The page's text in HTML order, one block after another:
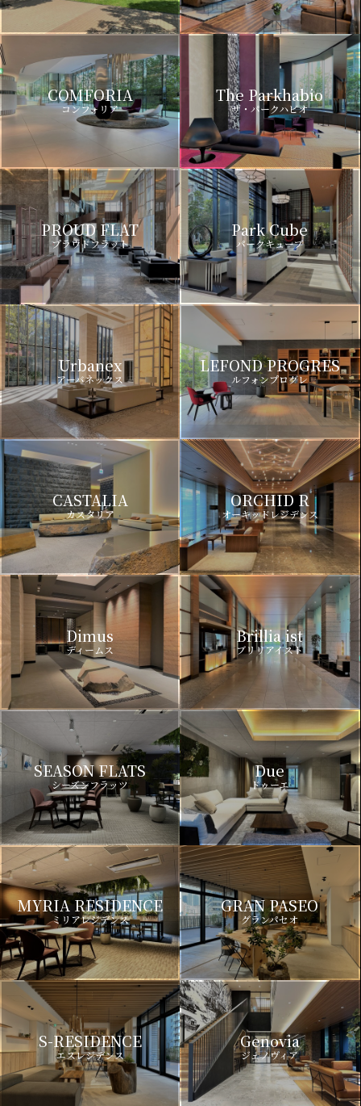
COMFORIA
コンフォリア
The Parkhabio
ザ・パークハビオ
PROUD FLAT
プラウドフラット
Park Cube
パークキューブ
Urbanex
アーバネックス
LEFOND PROGRES
ルフォンプログレ
CASTALIA
カスタリア
ORCHID R
オーキッドレジデンス
Dimus
ディームス
Brillia ist
ブリリアイスト
SEASON FLATS
シーズンフラッツ
Due
ドゥーエ
MYRIA RESIDENCE
ミリアレジデンス
GRAN PASEO
グランパセオ
S-RESIDENCE
エスレジデンス
Genovia
ジェノヴィア